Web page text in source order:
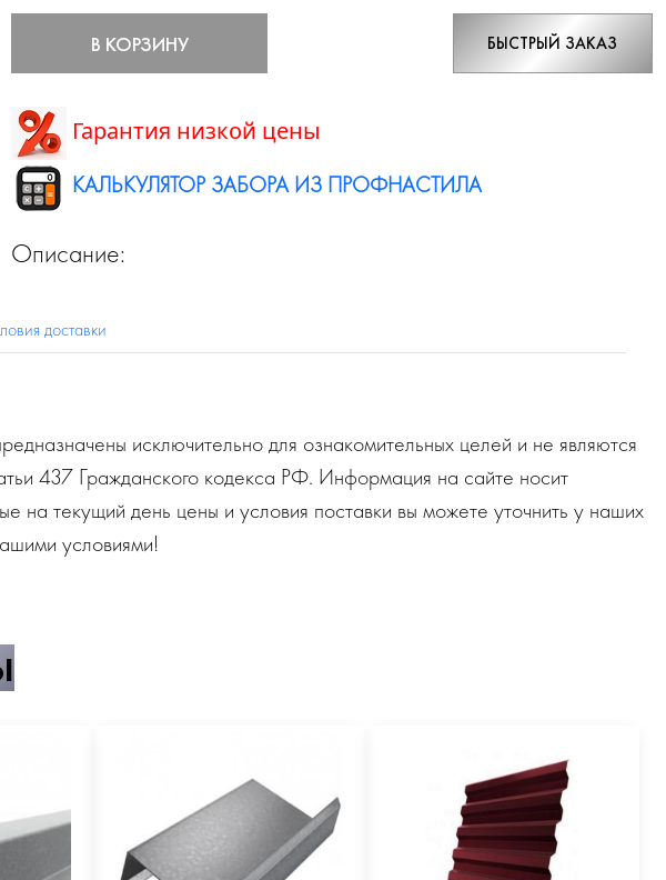
В КОРЗИНУ БЫСТРЫЙ ЗАКАЗ
Гарантия низкой цены
КАЛЬКУЛЯТОР ЗАБОРА ИЗ ПРОФНАСТИЛА
Описание:
доставки
исключительно для ознакомительных целей и не являются
437 Гражданского кодекса РФ. Информация на сайте носит
на текущий день цены и условия поставки вы можете уточнить у наших
условиями!